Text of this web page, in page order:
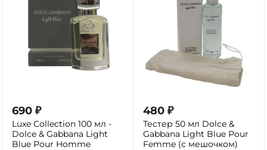
690 ₽
Luxe Collection 100 мл -
Dolce & Gabbana Light
Blue Pour Homme
480 ₽
Тестер 50 мл Dolce &
Gabbana Light Blue Pour
Femme (с мешочком)